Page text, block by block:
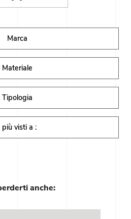
Marca
Materiale
Tipologia
più visti a :
anche: